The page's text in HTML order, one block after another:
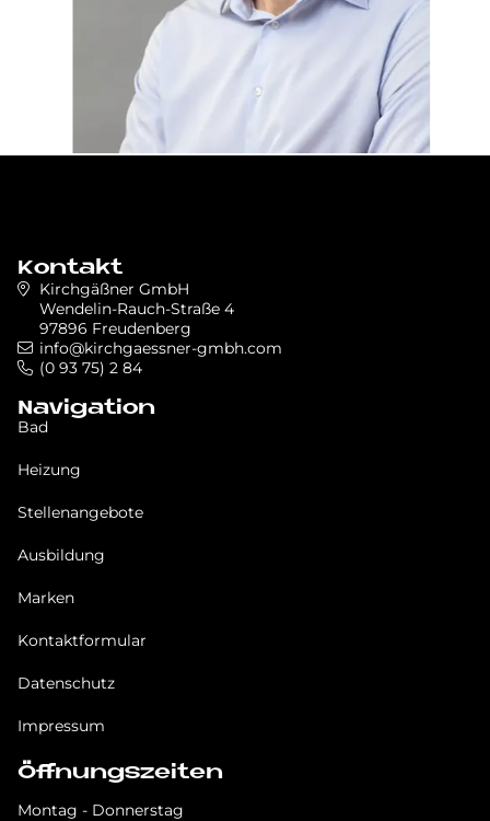
Kontakt
Kirchgäßner GmbH
Wendelin-Rauch-Straße 4
97896 Freudenberg
info@kirchgaessner-gmbh.com
(0 93 75) 2 84
Navigation
Bad
Heizung
Stellenangebote
Ausbildung
Marken
Kontaktformular
Datenschutz
Impressum
Öffnungszeiten
Montag - Donnerstag